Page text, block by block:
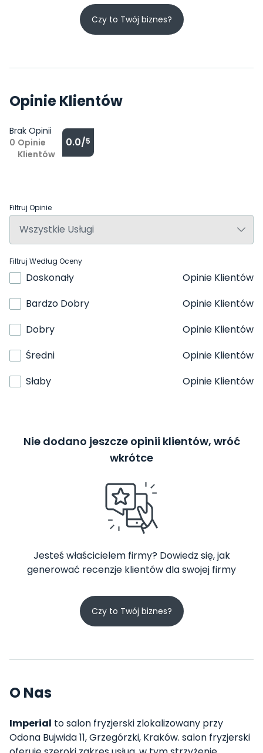
Czy to Twój biznes?
Opinie Klientów
Brak Opinii
0 Opinie
Klientów
0.0/5
Filtruj Opinie
Filtruj Według Oceny
Doskonały
Opinie Klientów
Bardzo Dobry
Opinie Klientów
Dobry
Opinie Klientów
Średni
Opinie Klientów
Słaby
Opinie Klientów
Nie dodano jeszcze opinii klientów, wróć
wkrótce
Jesteś właścicielem firmy? Dowiedz się, jak
generować recenzje klientów dla swojej firmy
Czy to Twój biznes?
O Nas
Imperial to salon fryzjerski zlokalizowany przy
Odona Bujwida 11, Grzegórzki, Kraków. salon fryzjerski